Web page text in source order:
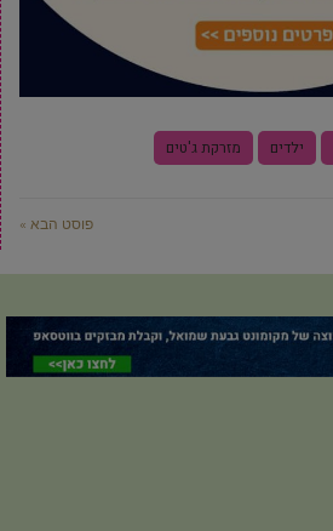
ילדים מזרקת ג'טים
פוסט הבא »